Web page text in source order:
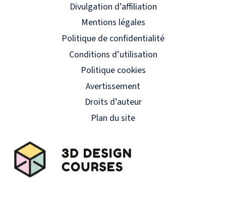
Divulgation d’affiliation
Mentions légales
Politique de confidentialité
Conditions d’utilisation
Politique cookies
Avertissement
Droits d’auteur
Plan du site